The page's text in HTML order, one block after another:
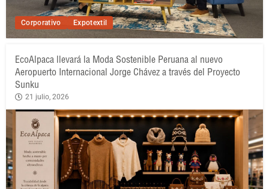
Corporativo Expotextil
EcoAlpaca llevará la Moda Sostenible Peruana al nuevo
Aeropuerto Internacional Jorge Chávez a través del Proyecto
Sunku
21 julio, 2026